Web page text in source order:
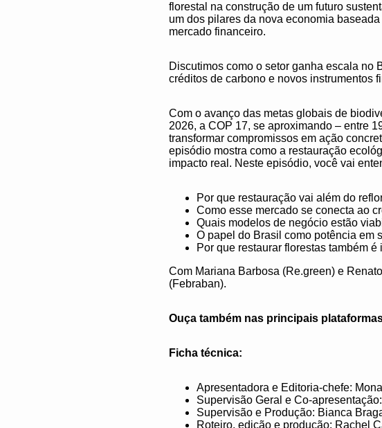
florestal na construção de um futuro
um dos pilares da nova economia
mercado financeiro.​
Discutimos como o setor ganha escala no
créditos de carbono e novos instrumentos
Com o avanço das metas globais de
2026, a COP 17, se aproximando – entre
transformar compromissos em ação
episódio mostra como a restauração
impacto real.​ Neste episódio, você vai
Por que restauração vai além do
Como esse mercado se conecta ao
Quais modelos de negócio estão
O papel do Brasil como potência em
Por que restaurar florestas também
Com Mariana Barbosa (Re.green) e
(Febraban).​
Ouça também nas principais
Ficha técnica:
Apresentadora e Editoria-chefe:
Supervisão Geral e Co-
Supervisão e Produção: Bianca
Roteiro, edição e produção: Rachel